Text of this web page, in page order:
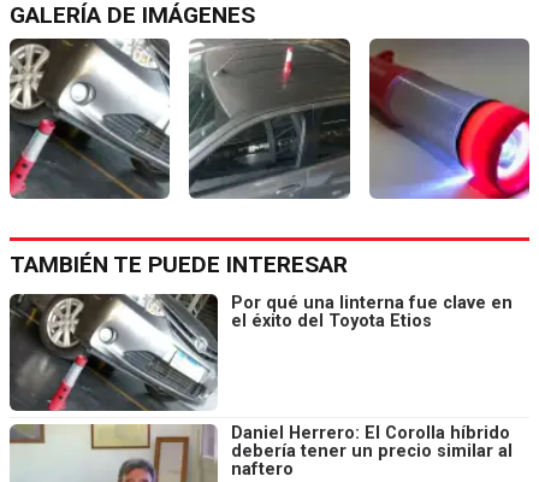
GALERÍA DE IMÁGENES
TAMBIÉN TE PUEDE INTERESAR
Por qué una linterna fue clave en
el éxito del Toyota Etios
Daniel Herrero: El Corolla híbrido
debería tener un precio similar al
naftero